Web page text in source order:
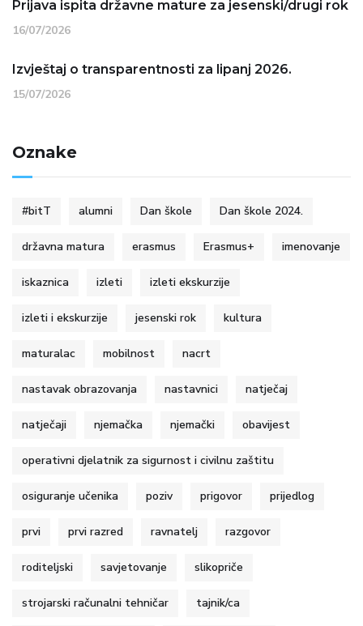
Prijava ispita državne mature za jesenski/drugi rok
16/07/2026
Izvještaj o transparentnosti za lipanj 2026.
15/07/2026
Oznake
#bitT alumni Dan škole Dan škole 2024.
državna matura erasmus Erasmus+ imenovanje
iskaznica izleti izleti ekskurzije
izleti i ekskurzije jesenski rok kultura
maturalac mobilnost nacrt
nastavak obrazovanja nastavnici natječaj
natječaji njemačka njemački obavijest
operativni djelatnik za sigurnost i civilnu zaštitu
osiguranje učenika poziv prigovor prijedlog
prvi prvi razred ravnatelj razgovor
roditeljski savjetovanje slikopriče
strojarski računalni tehničar tajnik/ca